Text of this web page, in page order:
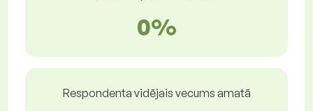
0%
Respondenta vidējais vecums amatā